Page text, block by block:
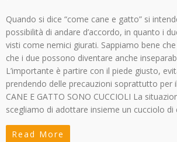
Quando si dice “come cane e gatto” si
possibilità di andare d’accordo, in quanto i
visti come nemici giurati. Sappiamo bene
che i due possono diventare anche
L’importante è partire con il piede giusto,
prendendo delle precauzioni soprattutto per
CANE E GATTO SONO CUCCIOLI La
scegliamo di adottare insieme un cucciolo di
Read More